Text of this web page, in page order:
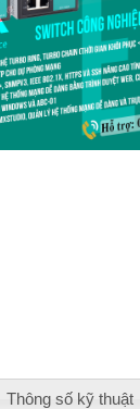
Thông số kỹ thuật